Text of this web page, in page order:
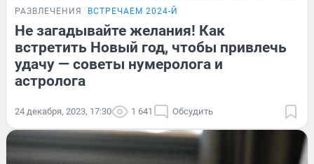
РАЗВЛЕЧЕНИЯ ВСТРЕЧАЕМ 2024-Й
Не загадывайте желания! Как
встретить Новый год, чтобы привлечь
удачу — советы нумеролога и
астролога
24 декабря, 2023, 17:30 1 641 Обсудить